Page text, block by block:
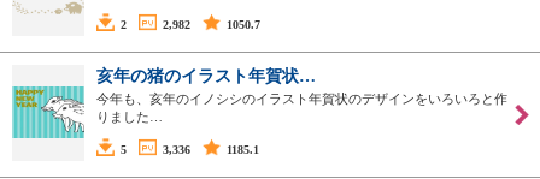
2 2,982 1050.7
亥年の猪のイラスト年賀状…
今年も、亥年のイノシシのイラスト年賀状のデザインをいろいろと作
りました…
5 3,336 1185.1